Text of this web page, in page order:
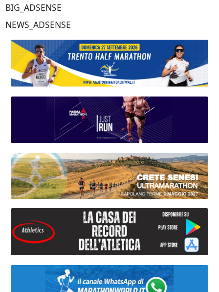
BIG_ADSENSE
NEWS_ADSENSE